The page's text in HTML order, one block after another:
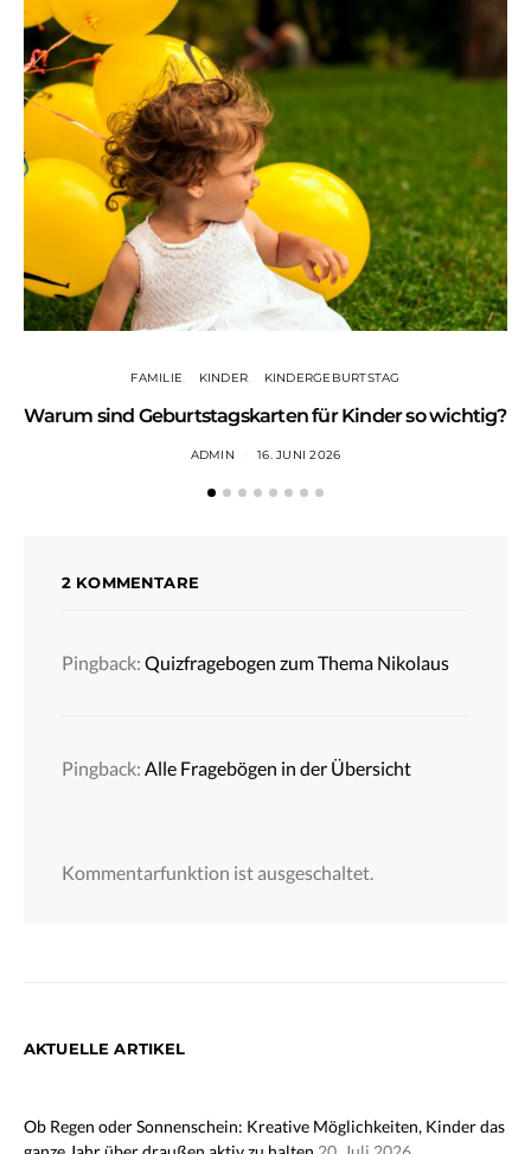
FAMILIE KINDER KINDERGEBURTSTAG
Warum sind Geburtstagskarten für Kinder so wichtig?
ADMIN 16. JUNI 2026
2 KOMMENTARE
Pingback: Quizfragebogen zum Thema Nikolaus
Pingback: Alle Fragebögen in der Übersicht
Kommentarfunktion ist ausgeschaltet.
AKTUELLE ARTIKEL
Ob Regen oder Sonnenschein: Kreative Möglichkeiten, Kinder das